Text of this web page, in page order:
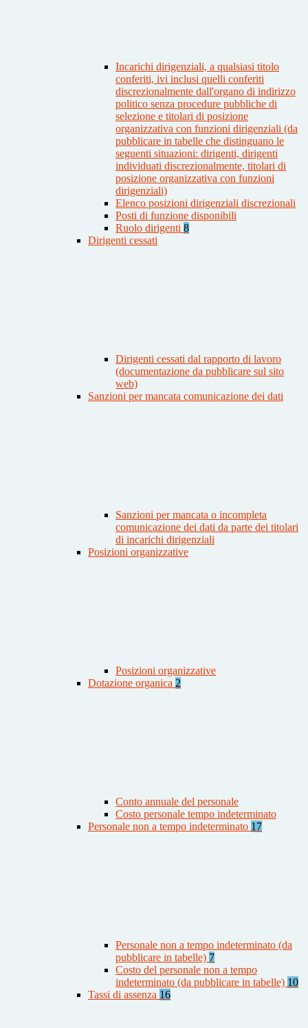
Incarichi dirigenziali, a qualsiasi titolo
conferiti, ivi inclusi quelli conferiti
discrezionalmente dall'organo di indirizzo
politico senza procedure pubbliche di
selezione e titolari di posizione
organizzativa con funzioni dirigenziali (da
pubblicare in tabelle che distinguano le
seguenti situazioni: dirigenti, dirigenti
individuati discrezionalmente, titolari di
posizione organizzativa con funzioni
dirigenziali)
Elenco posizioni dirigenziali discrezionali
Posti di funzione disponibili
Ruolo dirigenti 8
Dirigenti cessati
Dirigenti cessati dal rapporto di lavoro
(documentazione da pubblicare sul sito
web)
Sanzioni per mancata comunicazione dei dati
Sanzioni per mancata o incompleta
comunicazione dei dati da parte dei titolari
di incarichi dirigenziali
Posizioni organizzative
Posizioni organizzative
Dotazione organica 2
Conto annuale del personale
Costo personale tempo indeterminato
Personale non a tempo indeterminato 17
Personale non a tempo indeterminato (da
pubblicare in tabelle) 7
Costo del personale non a tempo
indeterminato (da pubblicare in tabelle) 10
Tassi di assenza 16